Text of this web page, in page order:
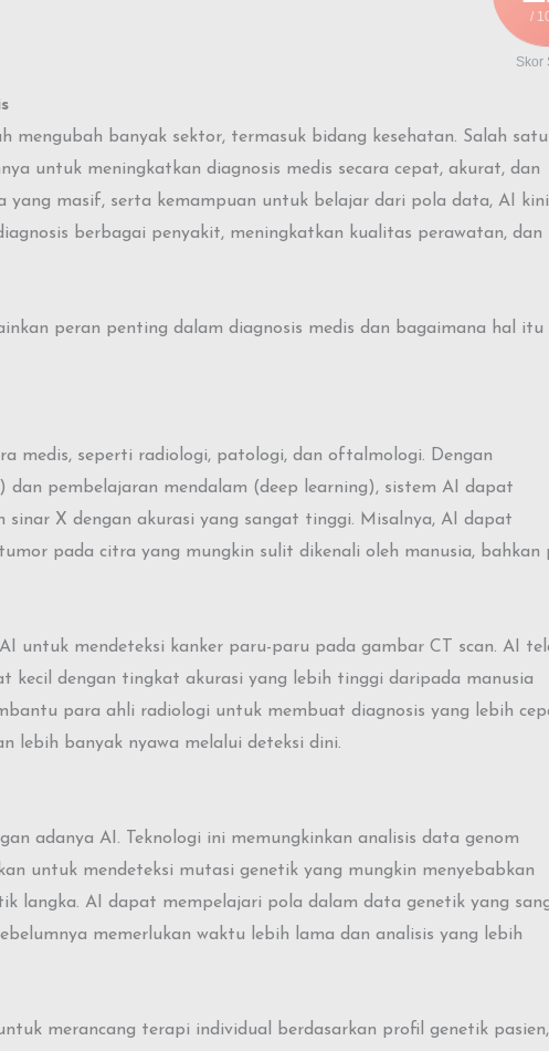
/
Skor
mengubah banyak sektor, termasuk bidang kesehatan. Salah satu
untuk meningkatkan diagnosis medis secara cepat, akurat, dan
yang masif, serta kemampuan untuk belajar dari pola data, AI kini
berbagai penyakit, meningkatkan kualitas perawatan, dan
peran penting dalam diagnosis medis dan bagaimana hal itu
medis, seperti radiologi, patologi, dan oftalmologi. Dengan
dan pembelajaran mendalam (deep learning), sistem AI dapat
sinar X dengan akurasi yang sangat tinggi. Misalnya, AI dapat
pada citra yang mungkin sulit dikenali oleh manusia, bahkan
untuk mendeteksi kanker paru-paru pada gambar CT scan. AI
kecil dengan tingkat akurasi yang lebih tinggi daripada manusia
para ahli radiologi untuk membuat diagnosis yang lebih
lebih banyak nyawa melalui deteksi dini.
adanya AI. Teknologi ini memungkinkan analisis data genom
untuk mendeteksi mutasi genetik yang mungkin menyebabkan
langka. AI dapat mempelajari pola dalam data genetik yang
memerlukan waktu lebih lama dan analisis yang lebih
merancang terapi individual berdasarkan profil genetik pasien,